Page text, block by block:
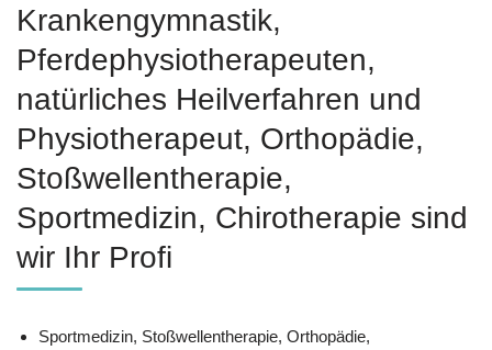
Krankengymnastik,
Pferdephysiotherapeuten,
natürliches Heilverfahren und
Physiotherapeut, Orthopädie,
Stoßwellentherapie,
Sportmedizin, Chirotherapie sind
wir Ihr Profi
Sportmedizin, Stoßwellentherapie, Orthopädie,